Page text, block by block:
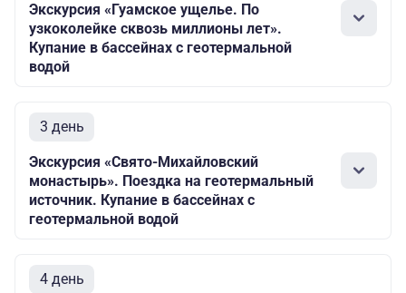
Экскурсия «Гуамское ущелье. По
узкоколейке сквозь миллионы лет».
Купание в бассейнах с геотермальной
водой
3 день
Экскурсия «Свято-Михайловский
монастырь». Поездка на геотермальный
источник. Купание в бассейнах с
геотермальной водой
4 день